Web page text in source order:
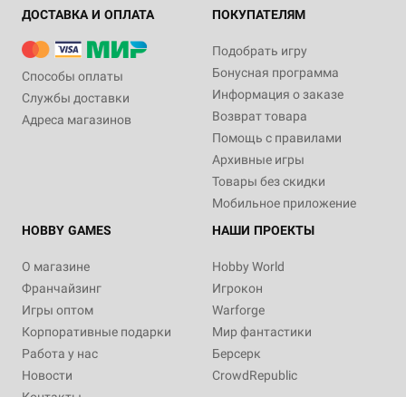
ДОСТАВКА И ОПЛАТА
Способы оплаты
Службы доставки
Адреса магазинов
ПОКУПАТЕЛЯМ
Подобрать игру
Бонусная программа
Информация о заказе
Возврат товара
Помощь с правилами
Архивные игры
Товары без скидки
Мобильное приложение
HOBBY GAMES
О магазине
Франчайзинг
Игры оптом
Корпоративные подарки
Работа у нас
Новости
НАШИ ПРОЕКТЫ
Hobby World
Игрокон
Warforge
Мир фантастики
Берсерк
CrowdRepublic